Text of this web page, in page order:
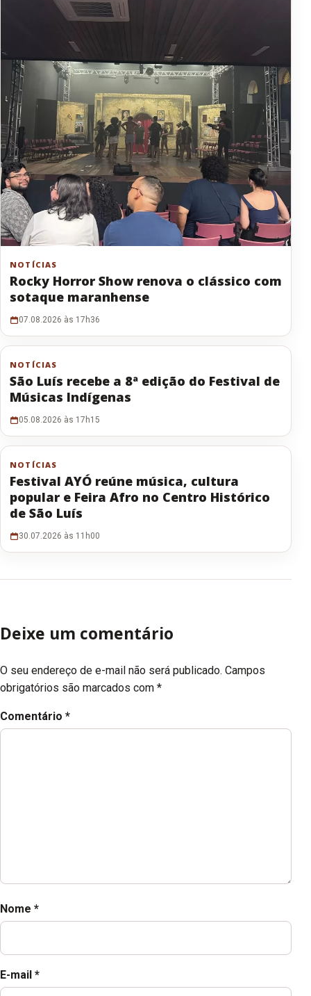
NOTÍCIAS
Rocky Horror Show renova o clássico com
sotaque maranhense
07.08.2026 às 17h36
NOTÍCIAS
São Luís recebe a 8ª edição do Festival de
Músicas Indígenas
05.08.2026 às 17h15
NOTÍCIAS
Festival AYÓ reúne música, cultura
popular e Feira Afro no Centro Histórico
de São Luís
30.07.2026 às 11h00
Deixe um comentário
O seu endereço de e-mail não será publicado. Campos
obrigatórios são marcados com *
Comentário *
Nome *
E-mail *